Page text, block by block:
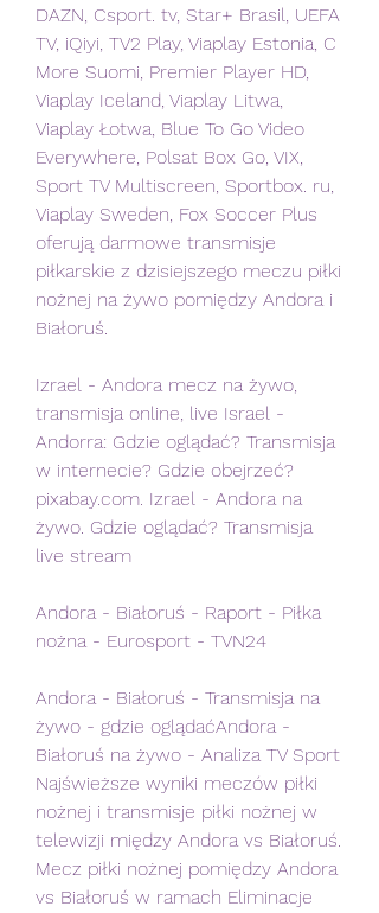
DAZN, Csport. tv, Star+ Brasil, UEFA
TV, iQiyi, TV2 Play, Viaplay Estonia, C
More Suomi, Premier Player HD,
Viaplay Iceland, Viaplay Litwa,
Viaplay Łotwa, Blue To Go Video
Everywhere, Polsat Box Go, VIX,
Sport TV Multiscreen, Sportbox. ru,
Viaplay Sweden, Fox Soccer Plus
oferują darmowe transmisje
piłkarskie z dzisiejszego meczu piłki
nożnej na żywo pomiędzy Andora i
Białoruś.
Izrael - Andora mecz na żywo,
transmisja online, live Israel -
Andorra: Gdzie oglądać? Transmisja
w internecie? Gdzie obejrzeć?
pixabay.com. Izrael - Andora na
żywo. Gdzie oglądać? Transmisja
live stream
Andora - Białoruś - Raport - Piłka
nożna - Eurosport - TVN24
Andora - Białoruś - Transmisja na
żywo - gdzie oglądaćAndora -
Białoruś na żywo - Analiza TV Sport
Najświeższe wyniki meczów piłki
nożnej i transmisje piłki nożnej w
telewizji między Andora vs Białoruś.
Mecz piłki nożnej pomiędzy Andora
vs Białoruś w ramach Eliminacje